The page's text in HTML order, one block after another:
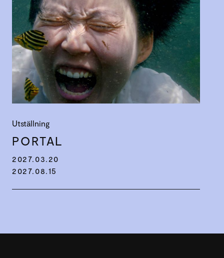
Utställning
PORTAL
2027.03.20
2027.08.15